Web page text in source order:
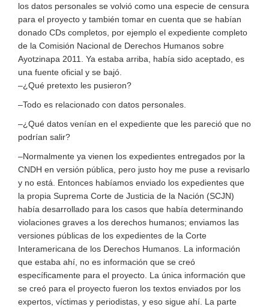
los datos personales se volvió como una especie de censura
para el proyecto y también tomar en cuenta que se habían
donado CDs completos, por ejemplo el expediente completo
de la Comisión Nacional de Derechos Humanos sobre
Ayotzinapa 2011. Ya estaba arriba, había sido aceptado, es
una fuente oficial y se bajó.
–¿Qué pretexto les pusieron?
–Todo es relacionado con datos personales.
–¿Qué datos venían en el expediente que les pareció que no
podrían salir?
–Normalmente ya vienen los expedientes entregados por la
CNDH en versión pública, pero justo hoy me puse a revisarlo
y no está. Entonces habíamos enviado los expedientes que
la propia Suprema Corte de Justicia de la Nación (SCJN)
había desarrollado para los casos que había determinando
violaciones graves a los derechos humanos; enviamos las
versiones públicas de los expedientes de la Corte
Interamericana de los Derechos Humanos. La información
que estaba ahí, no es información que se creó
específicamente para el proyecto. La única información que
se creó para el proyecto fueron los textos enviados por los
expertos, víctimas y periodistas, y eso sigue ahí. La parte